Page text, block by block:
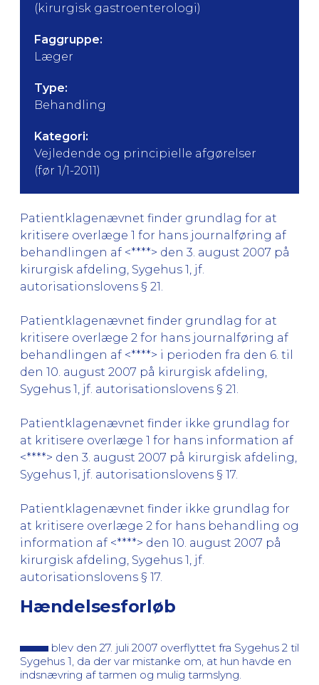
(kirurgisk gastroenterologi)
Faggruppe:
Læger
Type:
Behandling
Kategori:
Vejledende og principielle afgørelser
(før 1/1-2011)
Patientklagenævnet finder grundlag for at
kritisere overlæge 1 for hans journalføring af
behandlingen af <****> den 3. august 2007 på
kirurgisk afdeling, Sygehus 1, jf.
autorisationslovens § 21.
Patientklagenævnet finder grundlag for at
kritisere overlæge 2 for hans journalføring af
behandlingen af <****> i perioden fra den 6. til
den 10. august 2007 på kirurgisk afdeling,
Sygehus 1, jf. autorisationslovens § 21.
Patientklagenævnet finder ikke grundlag for
at kritisere overlæge 1 for hans information af
<****> den 3. august 2007 på kirurgisk afdeling,
Sygehus 1, jf. autorisationslovens § 17.
Patientklagenævnet finder ikke grundlag for
at kritisere overlæge 2 for hans behandling og
information af <****> den 10. august 2007 på
kirurgisk afdeling, Sygehus 1, jf.
autorisationslovens § 17.
Hændelsesforløb
blev den 27. juli 2007 overflyttet fra Sygehus 2 til
Sygehus 1, da der var mistanke om, at hun havde en
indsnævring af tarmen og mulig tarmslyng.